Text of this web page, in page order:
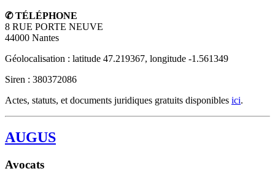
✆ TÉLÉPHONE
8 RUE PORTE NEUVE
44000 Nantes
Géolocalisation : latitude 47.219367, longitude -1.561349
Siren : 380372086
Actes, statuts, et documents juridiques gratuits disponibles ici.
AUGUS
Avocats